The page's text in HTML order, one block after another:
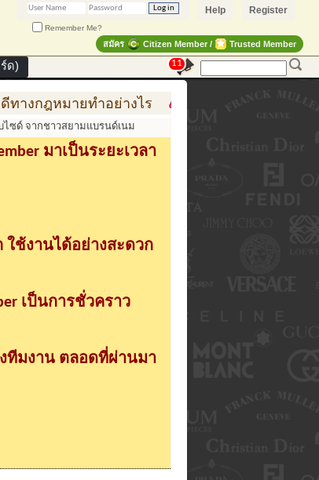
Register
Help
Remember Me?
สมัคร Citizen Member / Trusted Member
ด) 11
มายทำอย่างไร การสร้าง สินค้าแฟชั่น สู่สินค้
ไซด์ จากชาวสยามแบรนด์เนม
มาเป็นระยะเวลา
ใช้งานได้อย่างสะดวก
เป็นการชั่วคราว
ทีมงาน ตลอดที่ผ่านมา